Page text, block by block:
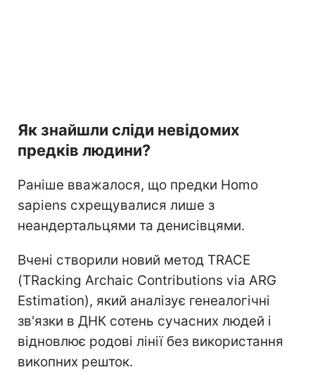
Як знайшли сліди невідомих
предків людини?
Раніше вважалося, що предки Homo
sapiens схрещувалися лише з
неандертальцями та денисівцями.
Вчені створили новий метод TRACE
(TRacking Archaic Contributions via ARG
Estimation), який аналізує генеалогічні
зв'язки в ДНК сотень сучасних людей і
відновлює родові лінії без використання
викопних решток.